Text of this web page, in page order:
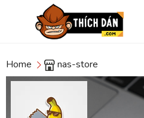
Home nas-store